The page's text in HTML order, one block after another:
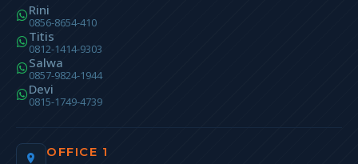
Rini
0856-8654-410
Titis
0812-1414-9303
Salwa
0857-9824-1944
Devi
0815-1749-4739
OFFICE 1